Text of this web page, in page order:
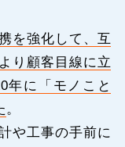
を強化して、互
り顧客目線に立
年に「モノこと
。
や工事の手前に